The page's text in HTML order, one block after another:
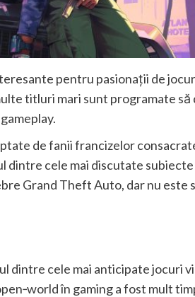
pentru pasionații de
titluri mari sunt programate să
de fanii francizelor
dintre cele mai discutate
Grand Theft Auto, dar nu este
dintre cele mai anticipate jocuri
în gaming a fost mult